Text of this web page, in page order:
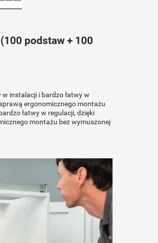
podstaw + 100
w instalacji i bardzo łatwy w
ergonomicznego montażu
łatwy w regulacji, dzięki
montażu bez wymuszonej